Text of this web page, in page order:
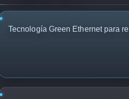
Tecnología Green Ethernet para